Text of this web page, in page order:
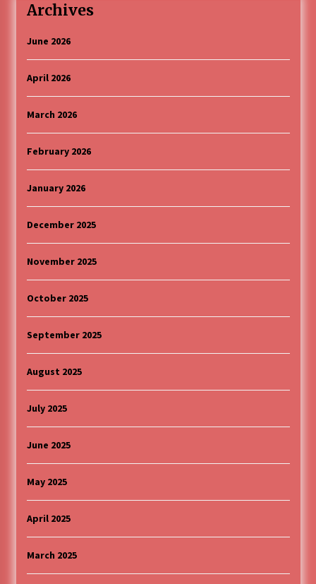
Archives
June 2026
April 2026
March 2026
February 2026
January 2026
December 2025
November 2025
October 2025
September 2025
August 2025
July 2025
June 2025
May 2025
April 2025
March 2025